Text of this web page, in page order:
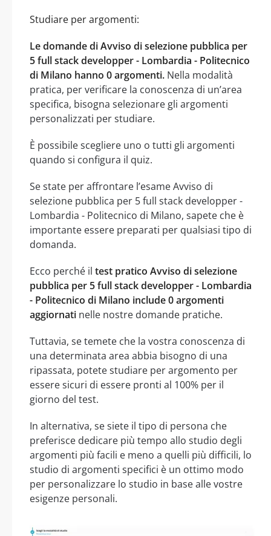
Studiare per argomenti:
Le domande di Avviso di selezione pubblica per
5 full stack developper - Lombardia - Politecnico
di Milano hanno 0 argomenti. Nella modalità
pratica, per verificare la conoscenza di un’area
specifica, bisogna selezionare gli argomenti
personalizzati per studiare.
È possibile scegliere uno o tutti gli argomenti
quando si configura il quiz.
Se state per affrontare l’esame Avviso di
selezione pubblica per 5 full stack developper -
Lombardia - Politecnico di Milano, sapete che è
importante essere preparati per qualsiasi tipo di
domanda.
Ecco perché il test pratico Avviso di selezione
pubblica per 5 full stack developper - Lombardia
- Politecnico di Milano include 0 argomenti
aggiornati nelle nostre domande pratiche.
Tuttavia, se temete che la vostra conoscenza di
una determinata area abbia bisogno di una
ripassata, potete studiare per argomento per
essere sicuri di essere pronti al 100% per il
giorno del test.
In alternativa, se siete il tipo di persona che
preferisce dedicare più tempo allo studio degli
argomenti più facili e meno a quelli più difficili, lo
studio di argomenti specifici è un ottimo modo
per personalizzare lo studio in base alle vostre
esigenze personali.